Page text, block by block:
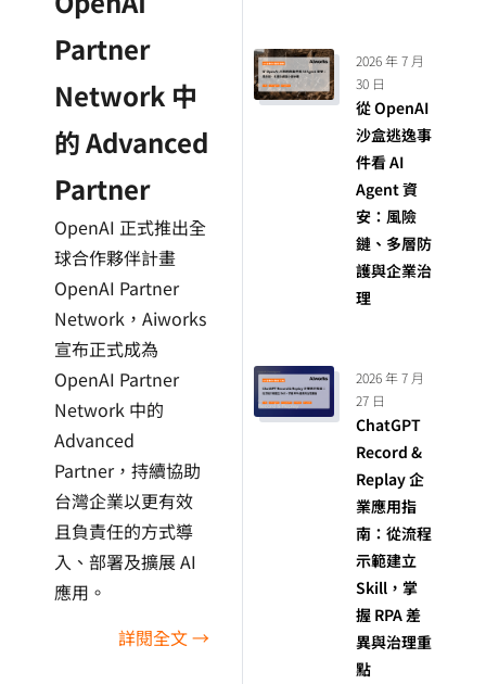
Partner
Network 中
的 Advanced
Partner
OpenAI 正式推出全
球合作夥伴計畫
OpenAI Partner
Network，Aiworks
宣布正式成為
OpenAI Partner
Network 中的
Advanced
Partner，持續協助
台灣企業以更有效
且負責任的方式導
入、部署及擴展 AI
應用。
詳閱全文 →
2026 年 7 月
30 日
從 OpenAI
沙盒逃逸事
件看 AI
Agent 資
安：風險
鏈、多層防
護與企業治
理
2026 年 7 月
27 日
ChatGPT
Record &
Replay 企
業應用指
南：從流程
示範建立
Skill，掌
握 RPA 差
異與治理重
點